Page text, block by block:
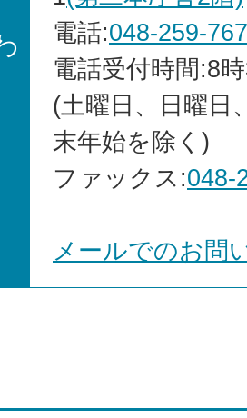
電話:048-259-
電話受付時間:8
(土曜日、日曜日
末年始を除く)
ファックス:048-
メールでのお問